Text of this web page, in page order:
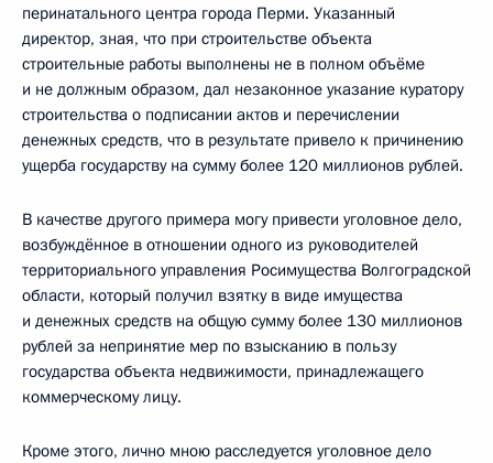
перинатального центра города Перми. Указанный
директор, зная, что при строительстве объекта
строительные работы выполнены не в полном объёме
и не должным образом, дал незаконное указание куратору
строительства о подписании актов и перечислении
денежных средств, что в результате привело к причинению
ущерба государству на сумму более 120 миллионов рублей.
В качестве другого примера могу привести уголовное дело,
возбуждённое в отношении одного из руководителей
территориального управления Росимущества Волгоградской
области, который получил взятку в виде имущества
и денежных средств на общую сумму более 130 миллионов
рублей за непринятие мер по взысканию в пользу
государства объекта недвижимости, принадлежащего
коммерческому лицу.
Кроме этого, лично мною расследуется уголовное дело